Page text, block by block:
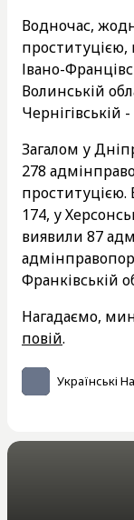
Водночас,
проституцією,
Івано-
Волинській
Чернігівській
Загалом у
278
проституцією.
174, у
виявили 87
Франківській
Нагадаємо,
повій.
Українські